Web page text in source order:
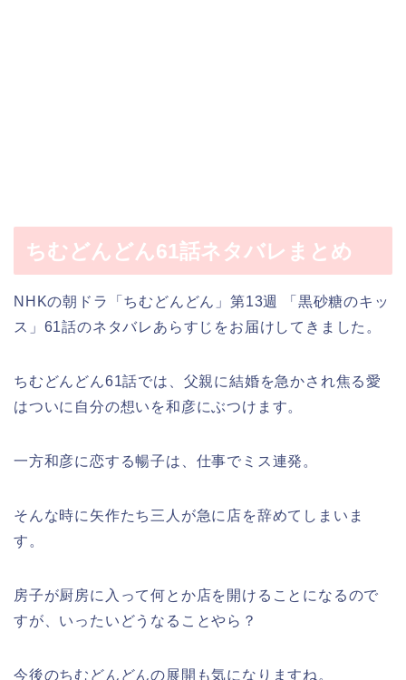
ちむどんどん61話ネタバレまとめ
NHKの朝ドラ「ちむどんどん」第13週 「黒砂糖のキッ
ス」61話のネタバレあらすじをお届けしてきました。
ちむどんどん61話では、父親に結婚を急かされ焦る愛
はついに自分の想いを和彦にぶつけます。
一方和彦に恋する暢子は、仕事でミス連発。
そんな時に矢作たち三人が急に店を辞めてしまいま
す。
房子が厨房に入って何とか店を開けることになるので
すが、いったいどうなることやら？
今後のちむどんどんの展開も気になりますね。